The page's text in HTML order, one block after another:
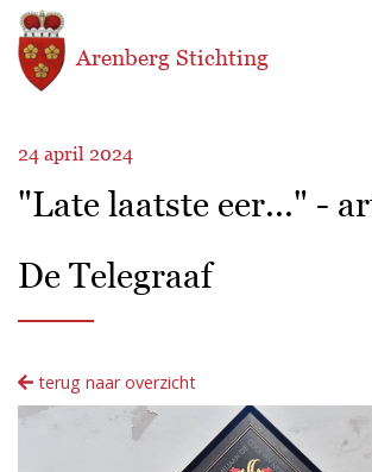
Overslaan en naar de inhoud gaan
Arenberg Stichting
24 april 2024
"Late laatste eer..." -
De Telegraaf
terug naar overzicht